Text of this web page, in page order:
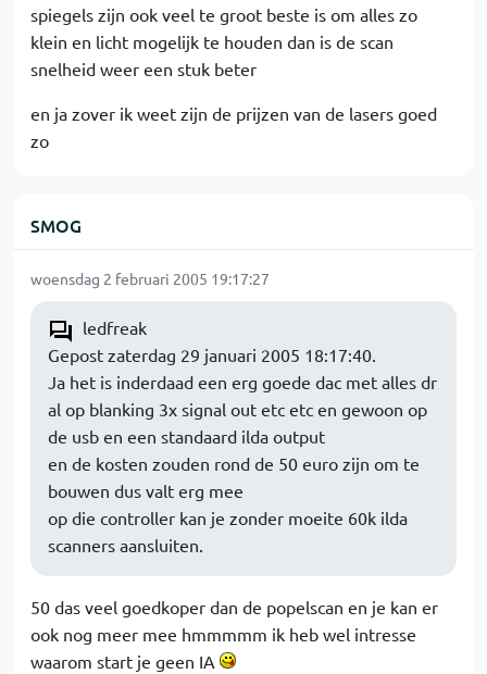
spiegels zijn ook veel te groot beste is om alles zo
klein en licht mogelijk te houden dan is de scan
snelheid weer een stuk beter
en ja zover ik weet zijn de prijzen van de lasers goed
zo
SMOG
woensdag 2 februari 2005 19:17:27
ledfreak
Gepost zaterdag 29 januari 2005 18:17:40.
Ja het is inderdaad een erg goede dac met alles dr
al op blanking 3x signal out etc etc en gewoon op
de usb en een standaard ilda output
en de kosten zouden rond de 50 euro zijn om te
bouwen dus valt erg mee
op die controller kan je zonder moeite 60k ilda
scanners aansluiten.
50 das veel goedkoper dan de popelscan en je kan er
ook nog meer mee hmmmmm ik heb wel intresse
waarom start je geen IA